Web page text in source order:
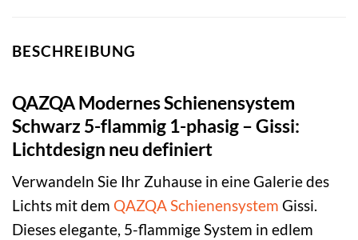
BESCHREIBUNG
QAZQA Modernes Schienensystem
Schwarz 5-flammig 1-phasig – Gissi:
Lichtdesign neu definiert
Verwandeln Sie Ihr Zuhause in eine Galerie des
Lichts mit dem QAZQASchienensystem Gissi.
Dieses elegante, 5-flammige System in edlem